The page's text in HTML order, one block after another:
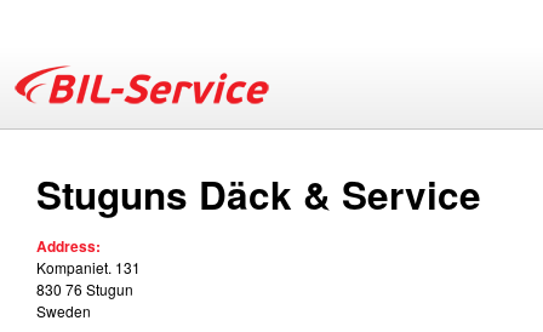
to
content
Stuguns Däck & Service
Address:
Kompaniet. 131
830 76 Stugun
Sweden